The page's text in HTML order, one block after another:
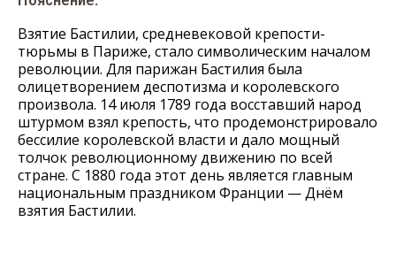
Взятие Бастилии, средневековой крепости-
тюрьмы в Париже, стало символическим началом
революции. Для парижан Бастилия была
олицетворением деспотизма и королевского
произвола. 14 июля 1789 года восставший народ
штурмом взял крепость, что продемонстрировало
бессилие королевской власти и дало мощный
толчок революционному движению по всей
стране. С 1880 года этот день является главным
национальным праздником Франции — Днём
взятия Бастилии.